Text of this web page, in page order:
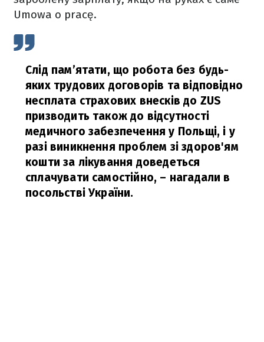
Umowa o pracę.
Слід пам’ятати, що робота без будь-
яких трудових договорів та відповідно
несплата страхових внесків до ZUS
призводить також до відсутності
медичного забезпечення у Польщі, і у
разі виникнення проблем зі здоров'ям
кошти за лікування доведеться
сплачувати самостійно, – нагадали в
посольстві України.